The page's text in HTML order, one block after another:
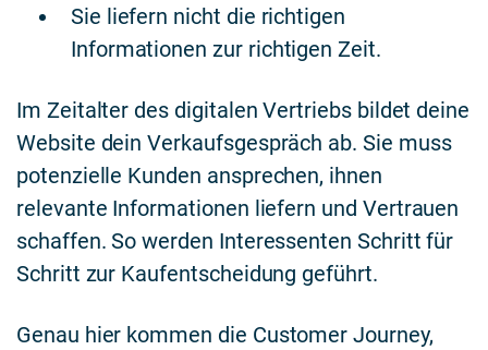
Sie liefern nicht die richtigen
Informationen zur richtigen Zeit.
Im Zeitalter des digitalen Vertriebs bildet deine
Website dein Verkaufsgespräch ab. Sie muss
potenzielle Kunden ansprechen, ihnen
relevante Informationen liefern und Vertrauen
schaffen. So werden Interessenten Schritt für
Schritt zur Kaufentscheidung geführt.
Genau hier kommen die Customer Journey,